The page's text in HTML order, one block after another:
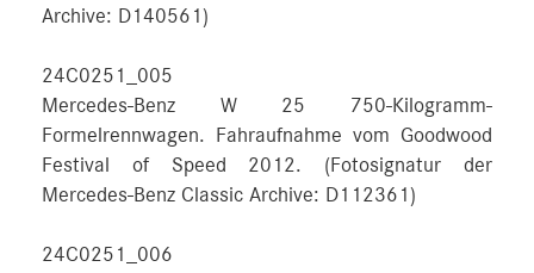
Archive: D140561)
24C0251_005
Mercedes-Benz W 25 750-Kilogramm-
Formelrennwagen. Fahraufnahme vom Goodwood
Festival of Speed 2012. (Fotosignatur der
Mercedes-Benz Classic Archive: D112361)
24C0251_006